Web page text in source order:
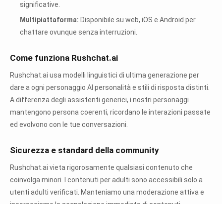
significative.
Multipiattaforma: Disponibile su web, iOS e Android per
chattare ovunque senza interruzioni.
Come funziona Rushchat.ai
Rushchat.ai usa modelli linguistici di ultima generazione per
dare a ogni personaggio AI personalità e stili di risposta distinti.
A differenza degli assistenti generici, i nostri personaggi
mantengono persona coerenti, ricordano le interazioni passate
ed evolvono con le tue conversazioni.
Sicurezza e standard della community
Rushchat.ai vieta rigorosamente qualsiasi contenuto che
coinvolga minori. I contenuti per adulti sono accessibili solo a
utenti adulti verificati. Manteniamo una moderazione attiva e